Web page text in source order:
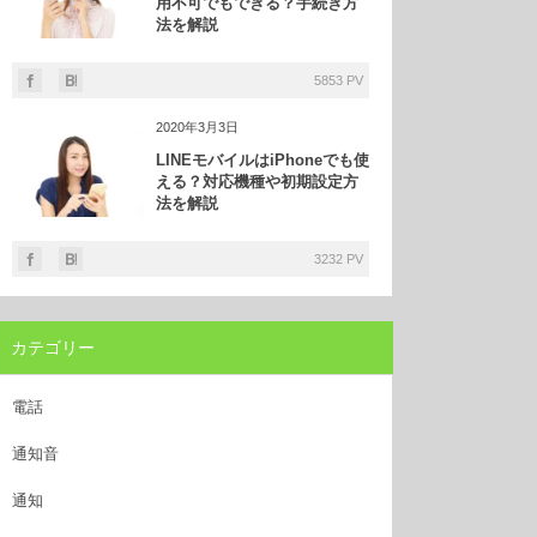
法を解説
5853 PV
2020年3月3日
LINEモバイルはiPhoneでも使
える？対応機種や初期設定方
法を解説
3232 PV
カテゴリー
電話
通知音
通知